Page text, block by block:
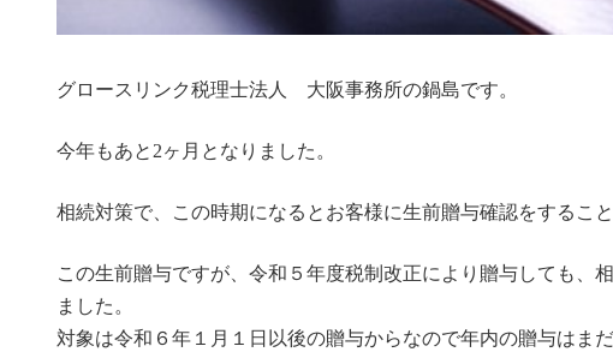
グロースリンク税理士法人 大阪事務所の鍋島です。
今年もあと2ヶ月となりました。
相続対策で、この時期になるとお客様に生前贈与確認をするこ
この生前贈与ですが、令和５年度税制改正により贈与しても、
ました。
対象は令和６年１月１日以後の贈与からなので年内の贈与はま